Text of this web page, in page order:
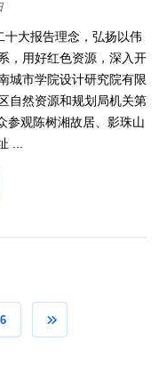
十大报告理念，弘扬以伟
，用好红色资源，深入开
城市学院设计研究院有限
自然资源和规划局机关第
参观陈树湘故居、影珠山
...
6